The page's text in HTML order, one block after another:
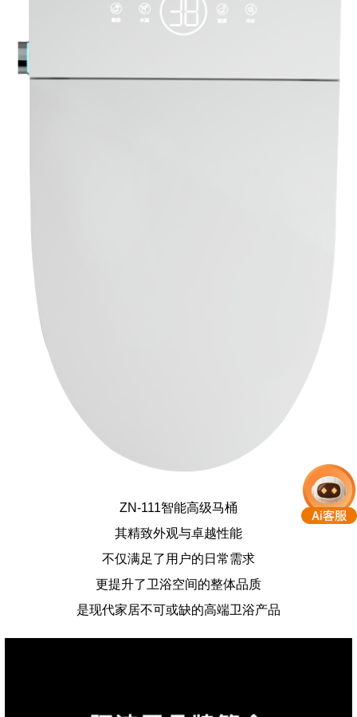
ZN-111智能高级马桶
其精致外观与卓越性能
不仅满足了用户的日常需求
更提升了卫浴空间的整体品质
是现代家居不可或缺的高端卫浴产品